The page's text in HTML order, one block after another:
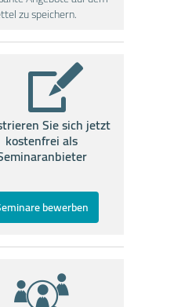
zu speichern.
Sie sich jetzt
kostenfrei als
bewerben